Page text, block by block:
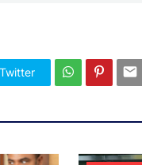
Twitter